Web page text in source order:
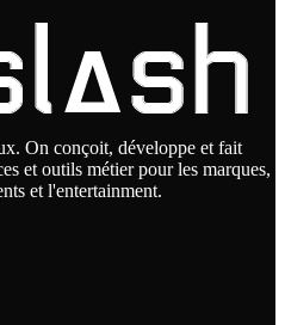
On conçoit, développe et fait
et outils métier pour les marques,
et l'entertainment.